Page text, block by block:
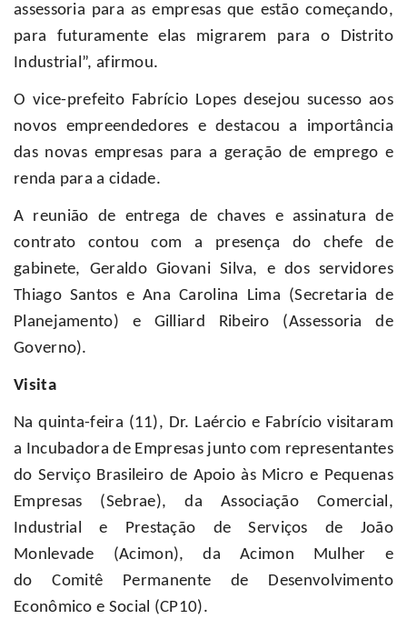
assessoria para as empresas que estão começando,
para futuramente elas migrarem para o Distrito
Industrial”, afirmou.
O vice-prefeito Fabrício Lopes desejou sucesso aos
novos empreendedores e destacou a importância
das novas empresas para a geração de emprego e
renda para a cidade.
A reunião de entrega de chaves e assinatura de
contrato contou com a presença do chefe de
gabinete, Geraldo Giovani Silva, e dos servidores
Thiago Santos e Ana Carolina Lima (Secretaria de
Planejamento) e Gilliard Ribeiro (Assessoria de
Governo).
Visita
Na quinta-feira (11), Dr. Laércio e Fabrício visitaram
a Incubadora de Empresas junto com representantes
do Serviço Brasileiro de Apoio às Micro e Pequenas
Empresas (Sebrae), da Associação Comercial,
Industrial e Prestação de Serviços de João
Monlevade (Acimon), da Acimon Mulher e
doComitê Permanente de Desenvolvimento
Econômico e Social (CP10).